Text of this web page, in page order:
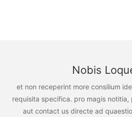
Nobis
et non receperint more consilium
requisita specifica. pro magis
aut contact us directe ad